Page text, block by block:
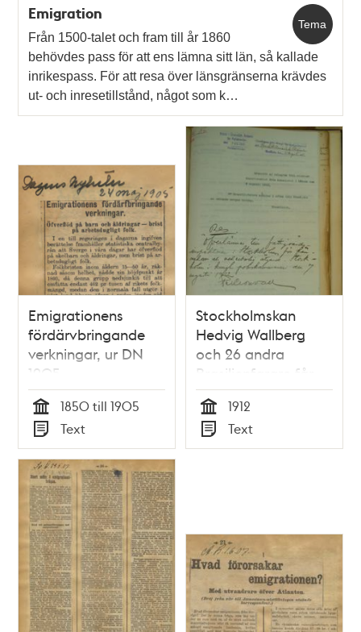
Tema
Emigration
Från 1500-talet och fram till år 1860
behövdes pass för att ens lämna sitt län, så kallade
inrikespass. För att resa över länsgränserna krävdes
ut- och inresetillstånd, något som k…
Emigrationens
fördärvbringande
verkningar, ur DN
1905
Tid
1850 till 1905
Typ
Text
Stockholmskan
Hedvig Wallberg
och 26 andra
Brasilienfarare får
hjälp hem till Sverige
- rapport till
Stockholms
fattigvårdsnämnd
Tid
1912
Typ
Text